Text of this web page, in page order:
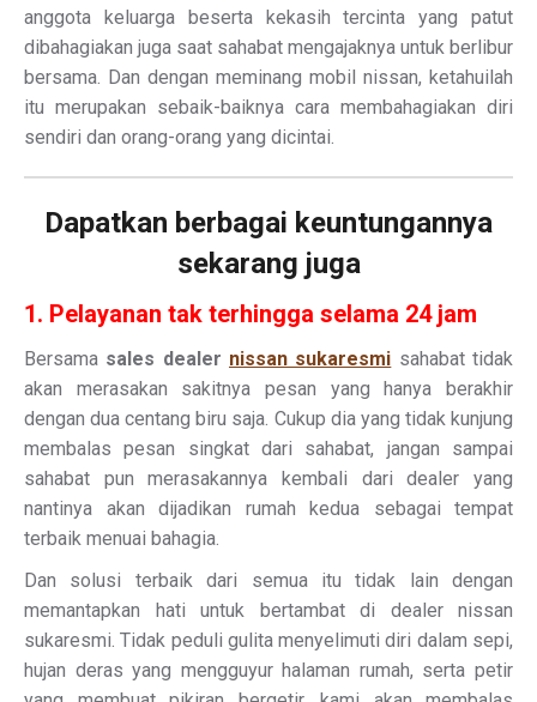
anggota keluarga beserta kekasih tercinta yang patut
dibahagiakan juga saat sahabat mengajaknya untuk berlibur
bersama. Dan dengan meminang mobil nissan, ketahuilah
itu merupakan sebaik-baiknya cara membahagiakan diri
sendiri dan orang-orang yang dicintai.
Dapatkan berbagai keuntungannya
sekarang juga
1. Pelayanan tak terhingga selama 24 jam
Bersama sales dealer nissan sukaresmi sahabat tidak
akan merasakan sakitnya pesan yang hanya berakhir
dengan dua centang biru saja. Cukup dia yang tidak kunjung
membalas pesan singkat dari sahabat, jangan sampai
sahabat pun merasakannya kembali dari dealer yang
nantinya akan dijadikan rumah kedua sebagai tempat
terbaik menuai bahagia.
Dan solusi terbaik dari semua itu tidak lain dengan
memantapkan hati untuk bertambat di dealer nissan
sukaresmi. Tidak peduli gulita menyelimuti diri dalam sepi,
hujan deras yang mengguyur halaman rumah, serta petir